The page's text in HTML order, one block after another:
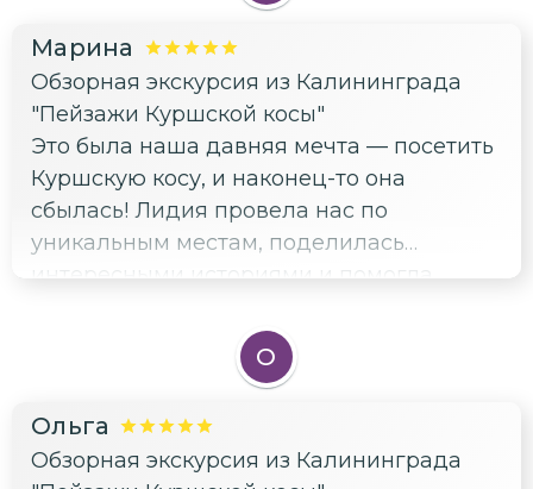
Марина
Обзорная экскурсия из Калининграда
"Пейзажи Куршской косы"
Это была наша давняя мечта — посетить
Куршскую косу, и наконец-то она
сбылась! Лидия провела нас по
уникальным местам, поделилась
природы. Теперь понимаем, почему
Куршская коса входит в список
Прекрасная экскурсия, спасибо большое!
О
Ольга
Обзорная экскурсия из Калининграда